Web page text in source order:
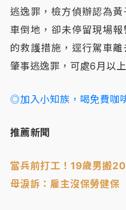
逃逸罪，檢方偵辦認為
車倒地，卻未停留現場
的救護措施，逕行駕車
肇事逃逸罪，可處6月以
◎加入小知族，喝免費咖
推薦新聞
當兵前打工！19歲男搬
母淚訴：雇主沒保勞健保